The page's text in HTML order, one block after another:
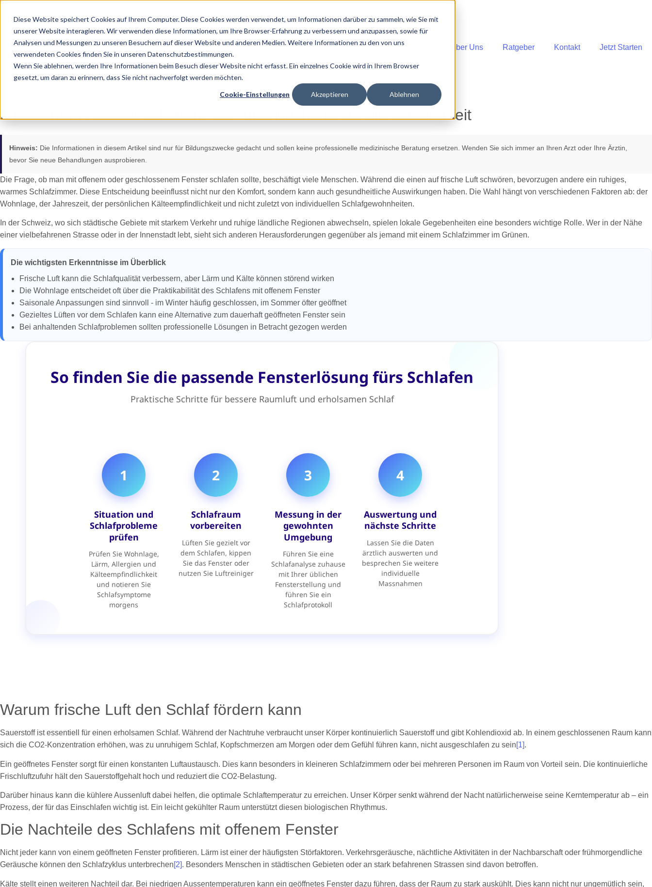
Diese Website speichert Cookies auf Ihrem Computer. Diese Cookies werden verwendet, um Informationen darüber zu sammeln, wie Sie mit
unserer Website interagieren. Wir verwenden diese Informationen, um Ihre Browser-Erfahrung zu verbessern und anzupassen, sowie für
Analysen und Messungen zu unseren Besuchern auf dieser Website und anderen Medien. Weitere Informationen zu den von uns
verwendeten Cookies finden Sie in unseren Datenschutzbestimmungen.
Wenn Sie ablehnen, werden Ihre Informationen beim Besuch dieser Website nicht erfasst. Ein einzelnes Cookie wird in Ihrem Browser
gesetzt, um daran zu erinnern, dass Sie nicht nachverfolgt werden möchten.
Cookie-Einstellungen Akzeptieren Ablehnen
Über Uns Ratgeber Kontakt Jetzt Starten
Mit offenem Fenster schlafen: Vor- und Nachteile für die Gesundheit
Hinweis: Die Informationen in diesem Artikel sind nur für Bildungszwecke gedacht und sollen keine professionelle medizinische Beratung ersetzen. Wenden Sie sich immer an Ihren Arzt oder Ihre Ärztin,
bevor Sie neue Behandlungen ausprobieren.
Die Frage, ob man mit offenem oder geschlossenem Fenster schlafen sollte, beschäftigt viele Menschen. Während die einen auf frische Luft schwören, bevorzugen andere ein ruhiges,
warmes Schlafzimmer. Diese Entscheidung beeinflusst nicht nur den Komfort, sondern kann auch gesundheitliche Auswirkungen haben. Die Wahl hängt von verschiedenen Faktoren ab: der
Wohnlage, der Jahreszeit, der persönlichen Kälteempfindlichkeit und nicht zuletzt von individuellen Schlafgewohnheiten.
In der Schweiz, wo sich städtische Gebiete mit starkem Verkehr und ruhige ländliche Regionen abwechseln, spielen lokale Gegebenheiten eine besonders wichtige Rolle. Wer in der Nähe
einer vielbefahrenen Strasse oder in der Innenstadt lebt, sieht sich anderen Herausforderungen gegenüber als jemand mit einem Schlafzimmer im Grünen.
Die wichtigsten Erkenntnisse im Überblick
Frische Luft kann die Schlafqualität verbessern, aber Lärm und Kälte können störend wirken
Die Wohnlage entscheidet oft über die Praktikabilität des Schlafens mit offenem Fenster
Saisonale Anpassungen sind sinnvoll - im Winter häufig geschlossen, im Sommer öfter geöffnet
Gezieltes Lüften vor dem Schlafen kann eine Alternative zum dauerhaft geöffneten Fenster sein
Bei anhaltenden Schlafproblemen sollten professionelle Lösungen in Betracht gezogen werden
Warum frische Luft den Schlaf fördern kann
Sauerstoff ist essentiell für einen erholsamen Schlaf. Während der Nachtruhe verbraucht unser Körper kontinuierlich Sauerstoff und gibt Kohlendioxid ab. In einem geschlossenen Raum kann
sich die CO2-Konzentration erhöhen, was zu unruhigem Schlaf, Kopfschmerzen am Morgen oder dem Gefühl führen kann, nicht ausgeschlafen zu sein[1].
Ein geöffnetes Fenster sorgt für einen konstanten Luftaustausch. Dies kann besonders in kleineren Schlafzimmern oder bei mehreren Personen im Raum von Vorteil sein. Die kontinuierliche
Frischluftzufuhr hält den Sauerstoffgehalt hoch und reduziert die CO2-Belastung.
Darüber hinaus kann die kühlere Aussenluft dabei helfen, die optimale Schlaftemperatur zu erreichen. Unser Körper senkt während der Nacht natürlicherweise seine Kerntemperatur ab – ein
Prozess, der für das Einschlafen wichtig ist. Ein leicht gekühlter Raum unterstützt diesen biologischen Rhythmus.
Die Nachteile des Schlafens mit offenem Fenster
Nicht jeder kann von einem geöffneten Fenster profitieren. Lärm ist einer der häufigsten Störfaktoren. Verkehrsgeräusche, nächtliche Aktivitäten in der Nachbarschaft oder frühmorgendliche
Geräusche können den Schlafzyklus unterbrechen[2]. Besonders Menschen in städtischen Gebieten oder an stark befahrenen Strassen sind davon betroffen.
Kälte stellt einen weiteren Nachteil dar. Bei niedrigen Aussentemperaturen kann ein geöffnetes Fenster dazu führen, dass der Raum zu stark auskühlt. Dies kann nicht nur ungemütlich sein,